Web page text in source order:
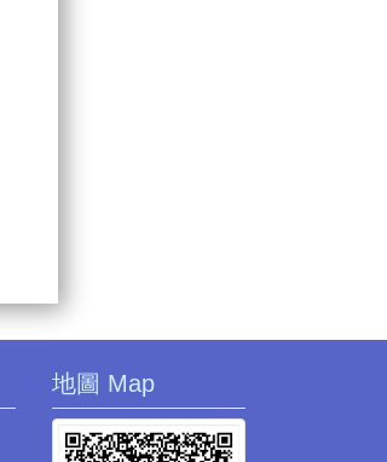
地圖 Map